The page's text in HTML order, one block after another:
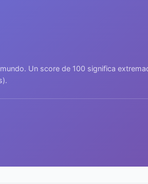
Un score de 100 significa